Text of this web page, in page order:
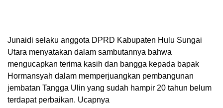
Junaidi selaku anggota DPRD Kabupaten Hulu Sungai
Utara menyatakan dalam sambutannya bahwa
mengucapkan terima kasih dan bangga kepada bapak
Hormansyah dalam memperjuangkan pembangunan
jembatan Tangga Ulin yang sudah hampir 20 tahun belum
terdapat perbaikan. Ucapnya